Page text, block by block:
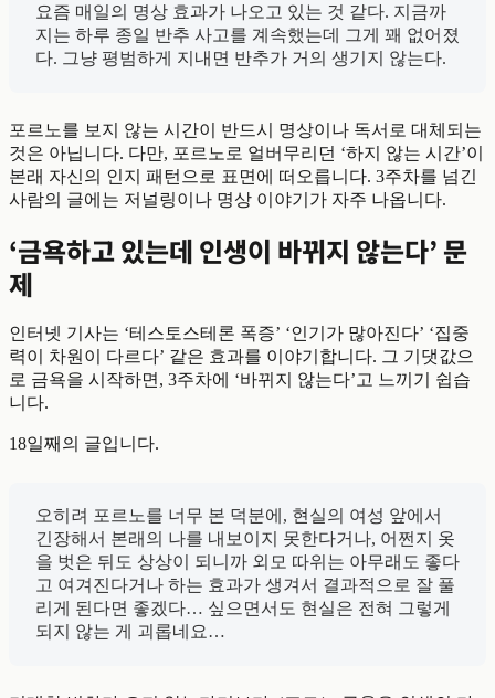
요즘 매일의 명상 효과가 나오고 있는 것 같다. 지금까
지는 하루 종일 반추 사고를 계속했는데 그게 꽤 없어졌
다. 그냥 평범하게 지내면 반추가 거의 생기지 않는다.
포르노를 보지 않는 시간이 반드시 명상이나 독서로 대체되는
것은 아닙니다. 다만, 포르노로 얼버무리던 ‘하지 않는 시간’이
본래 자신의 인지 패턴으로 표면에 떠오릅니다. 3주차를 넘긴
사람의 글에는 저널링이나 명상 이야기가 자주 나옵니다.
‘금욕하고 있는데 인생이 바뀌지 않는다’ 문
제
인터넷 기사는 ‘테스토스테론 폭증’ ‘인기가 많아진다’ ‘집중
력이 차원이 다르다’ 같은 효과를 이야기합니다. 그 기댓값으
로 금욕을 시작하면, 3주차에 ‘바뀌지 않는다’고 느끼기 쉽습
니다.
18일째의 글입니다.
오히려 포르노를 너무 본 덕분에, 현실의 여성 앞에서
긴장해서 본래의 나를 내보이지 못한다거나, 어쩐지 옷
을 벗은 뒤도 상상이 되니까 외모 따위는 아무래도 좋다
고 여겨진다거나 하는 효과가 생겨서 결과적으로 잘 풀
리게 된다면 좋겠다… 싶으면서도 현실은 전혀 그렇게
되지 않는 게 괴롭네요…